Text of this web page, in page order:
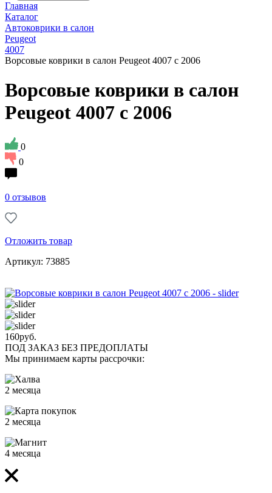
Главная
Каталог
Автоковрики в салон
Peugeot
4007
Ворсовые коврики в салон Peugeot 4007 с 2006
Ворсовые коврики в салон
Peugeot 4007 с 2006
0
0
0 отзывов
Отложить товар
Артикул: 73885
160руб.
ПОД ЗАКАЗ БЕЗ ПРЕДОПЛАТЫ
Мы принимаем карты рассрочки:
2 месяца
2 месяца
4 месяца